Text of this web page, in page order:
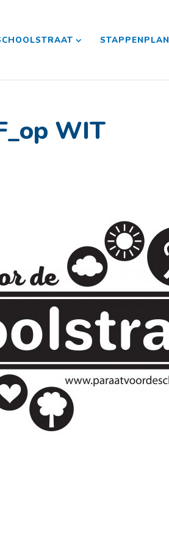
STAPPENPLAN
WIT